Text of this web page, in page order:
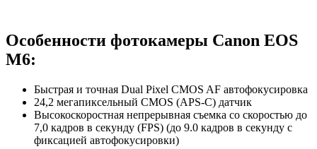
Особенности фотокамеры Canon EOS
M6:
Быстрая и точная Dual Pixel CMOS AF автофокусировка
24,2 мегапиксельный CMOS (APS-C) датчик
Высокоскоростная непрерывная съемка со скоростью до
7,0 кадров в секунду (FPS) (до 9.0 кадров в секунду с
фиксацией автофокусировки)